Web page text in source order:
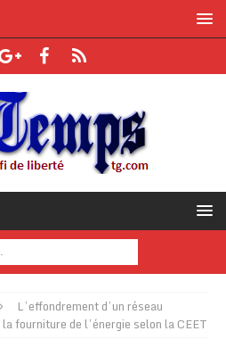
L’effondrement d’un réseau
fourniture de l’énergie selon la CEET